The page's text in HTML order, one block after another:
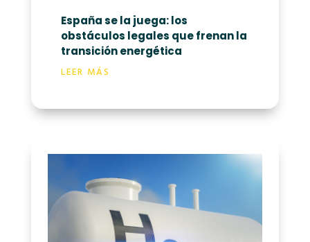
España se la juega: los
obstáculos legales que frenan la
transición energética
LEER MÁS